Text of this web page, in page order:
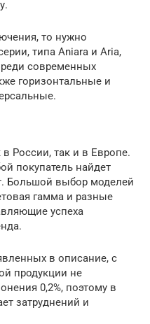
то нужно
типа Aniara и Aria,
современных
горизонтальные и
России, так и в Европе.
покупатель найдет
Большой выбор моделей
гамма и разные
успеха
в описание, с
продукции не
0,2%, поэтому в
затруднений и